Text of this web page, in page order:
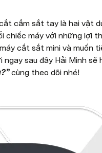
cầm sắt tay là hai vật
chiếc máy với những
cắt sắt mini và muốn
ngay sau đây Hải Minh sẽ
cùng theo dõi nhé!